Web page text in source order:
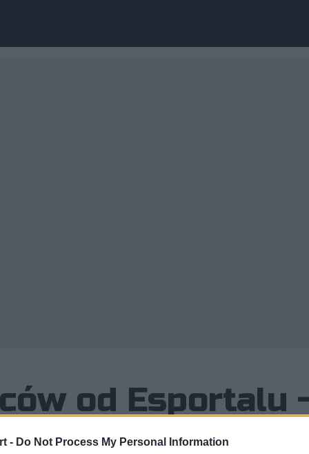
- Do Not Process My Personal Information
od Esportalu
Fanów